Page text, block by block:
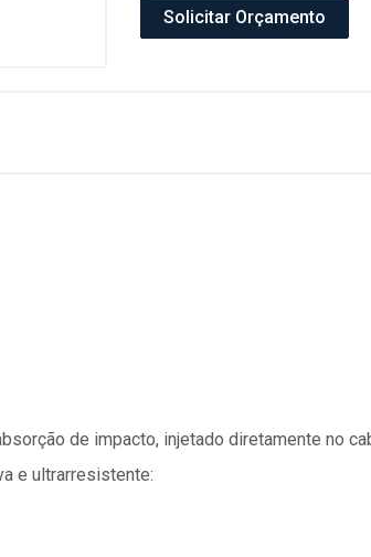
Solicitar Orçamento
de impacto, injetado diretamente no
e ultrarresistente: